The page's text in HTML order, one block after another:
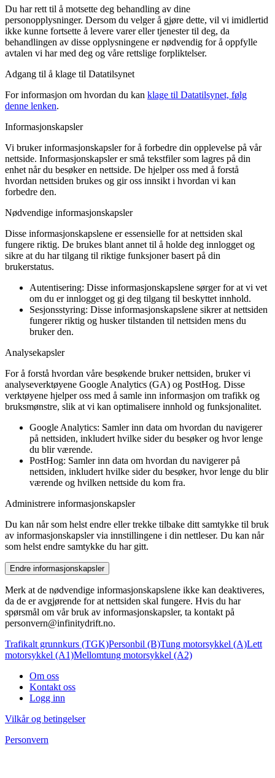
Du har rett til å motsette deg behandling av dine
personopplysninger. Dersom du velger å gjøre dette, vil vi imidlertid
ikke kunne fortsette å levere varer eller tjenester til deg, da
behandlingen av disse opplysningene er nødvendig for å oppfylle
avtalen vi har med deg og våre rettslige forpliktelser.
Adgang til å klage til Datatilsynet
For informasjon om hvordan du kan klage til Datatilsynet, følg
denne lenken.
Informasjonskapsler
Vi bruker informasjonskapsler for å forbedre din opplevelse på vår
nettside. Informasjonskapsler er små tekstfiler som lagres på din
enhet når du besøker en nettside. De hjelper oss med å forstå
hvordan nettsiden brukes og gir oss innsikt i hvordan vi kan
forbedre den.
Nødvendige informasjonskapsler
Disse informasjonskapslene er essensielle for at nettsiden skal
fungere riktig. De brukes blant annet til å holde deg innlogget og
sikre at du har tilgang til riktige funksjoner basert på din
brukerstatus.
Autentisering: Disse informasjonskapslene sørger for at vi vet
om du er innlogget og gi deg tilgang til beskyttet innhold.
Sesjonsstyring: Disse informasjonskapslene sikrer at nettsiden
fungerer riktig og husker tilstanden til nettsiden mens du
bruker den.
Analysekapsler
For å forstå hvordan våre besøkende bruker nettsiden, bruker vi
analyseverktøyene Google Analytics (GA) og PostHog. Disse
verktøyene hjelper oss med å samle inn informasjon om trafikk og
bruksmønstre, slik at vi kan optimalisere innhold og funksjonalitet.
Google Analytics: Samler inn data om hvordan du navigerer
på nettsiden, inkludert hvilke sider du besøker og hvor lenge
du blir værende.
PostHog: Samler inn data om hvordan du navigerer på
nettsiden, inkludert hvilke sider du besøker, hvor lenge du blir
værende og hvilken nettside du kom fra.
Administrere informasjonskapsler
Du kan når som helst endre eller trekke tilbake ditt samtykke til bruk
av informasjonskapsler via innstillingene i din nettleser. Du kan når
som helst endre samtykke du har gitt.
Endre informasjonskapsler
Merk at de nødvendige informasjonskapslene ikke kan deaktiveres,
da de er avgjørende for at nettsiden skal fungere. Hvis du har
spørsmål om vår bruk av informasjonskapsler, ta kontakt på
personvern@infinitydrift.no.
Trafikalt grunnkurs (TGK)Personbil (B)Tung motorsykkel (A)Lett
motorsykkel (A1)Mellomtung motorsykkel (A2)
Om oss
Kontakt oss
Logg inn
Vilkår og betingelser
Personvern